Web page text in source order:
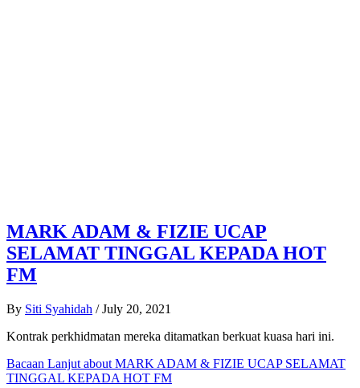
MARK ADAM & FIZIE UCAP
SELAMAT TINGGAL KEPADA HOT
FM
By Siti Syahidah / July 20, 2021
Kontrak perkhidmatan mereka ditamatkan berkuat kuasa hari ini.
Bacaan Lanjut about MARK ADAM & FIZIE UCAP SELAMAT
TINGGAL KEPADA HOT FM